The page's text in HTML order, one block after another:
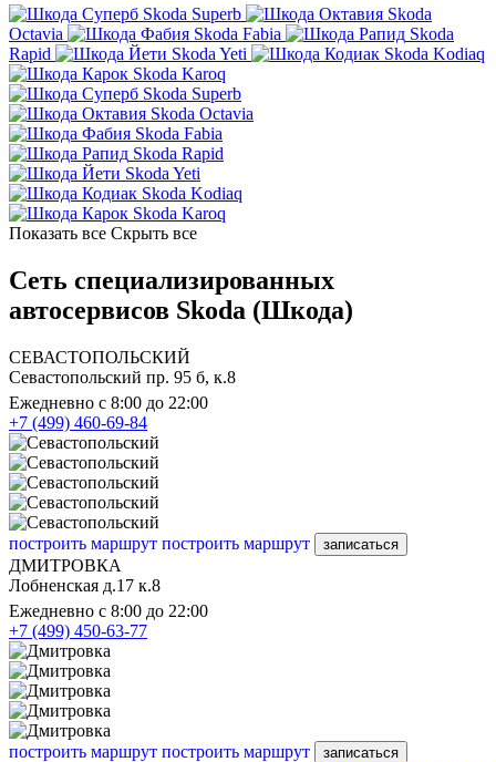
Skoda Superb
Skoda
Octavia
Skoda Fabia
Skoda
Rapid
Skoda Yeti
Skoda Kodiaq
Skoda Karoq
Skoda Superb
Skoda Octavia
Skoda Fabia
Skoda Rapid
Skoda Yeti
Skoda Kodiaq
Skoda Karoq
Показать все Скрыть все
Сеть специализированных
автосервисов Skoda (Шкода)
СЕВАСТОПОЛЬСКИЙ
Севастопольский пр. 95 б, к.8
Ежедневно с 8:00 до 22:00
+7 (499) 460-69-84
построить маршрут построить маршрут записаться
ДМИТРОВКА
Лобненская д.17 к.8
Ежедневно с 8:00 до 22:00
+7 (499) 450-63-77
построить маршрут построить маршрут записаться